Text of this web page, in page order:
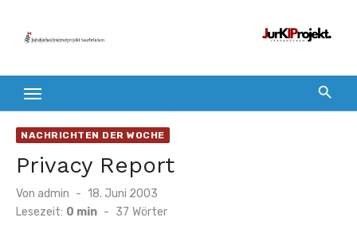
Inhalt
NACHRICHTEN DER WOCHE
Privacy Report
Von admin
Veröffentlicht
am
18. Juni 2003
Lesezeit: 0 min - 37 Wörter